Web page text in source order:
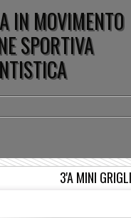
IN MOVIMENTO
SPORTIVA
3'A MINI